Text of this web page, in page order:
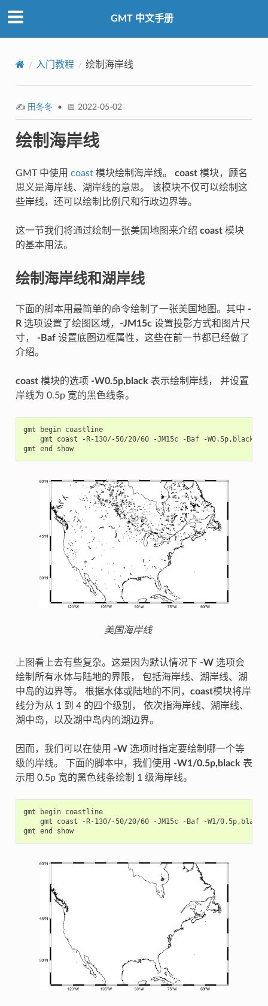
GMT 中文手册
入门教程 绘制海岸线
✍️ 田冬冬 • 📅 2022-05-02
绘制海岸线
GMT 中使用 coast模块绘制海岸线。 coast模块，顾名
思义是海岸线、湖岸线的意思。 该模块不仅可以绘制这
些岸线，还可以绘制比例尺和行政边界等。
这一节我们将通过绘制一张美国地图来介绍 coast模块
的基本用法。
绘制海岸线和湖岸线
下面的脚本用最简单的命令绘制了一张美国地图。其中 -
R选项设置了绘图区域， -JM15c设置投影方式和图片尺
寸， -Baf设置底图边框属性，这些在前一节都已经做了
介绍。
coast模块的选项 -W0.5p,black表示绘制岸线， 并设置
岸线为 0.5p 宽的黑色线条。
gmt begin
coastline
gmt
coast -R-130/-50/20/60 -JM15c -Baf
-W0.5p,black
gmt end show
美国海岸线
上图看上去有些复杂。这是因为默认情况下 -W选项会
绘制所有水体与陆地的界限， 包括海岸线、湖岸线、湖
中岛的边界等。 根据水体或陆地的不同， coast模块将岸
线分为从 1 到 4 的四个级别， 依次指海岸线、湖岸线、
湖中岛，以及湖中岛内的湖边界。
因而，我们可以在使用 -W选项时指定要绘制哪一个等
级的岸线。 下面的脚本中，我们使用 -W1/0.5p,black 表
示用 0.5p 宽的黑色线条绘制 1 级海岸线。
gmt begin
coastline
gmt
coast -R-130/-50/20/60 -JM15c -Baf
-W1/0.5p,black
gmt end show